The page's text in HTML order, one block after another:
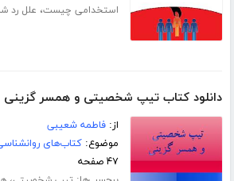
استخدامی چیست، علل رد
دانلود کتاب تیپ شخصیتی و همسر گزینی
از:فاطمه شعیبی
موضوع:کتاب‌های
۴۷ صفحه